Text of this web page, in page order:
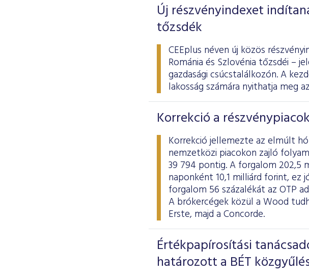
Új részvényindexet
tőzsdék
CEEplus néven új közös
Románia és Szlovénia tőzsdéi –
gazdasági csúcstalálkozón. A
lakosság számára nyithatja meg
Korrekció a
Korrekció jellemezte az elmúlt
nemzetközi piacokon zajló
39 794 pontig. A forgalom 202,5
naponként 10,1 milliárd forint, ez
forgalom 56 százalékát az OTP
A brókercégek közül a Wood
Erste, majd a Concorde.
Értékpapírosítási
határozott a BÉT